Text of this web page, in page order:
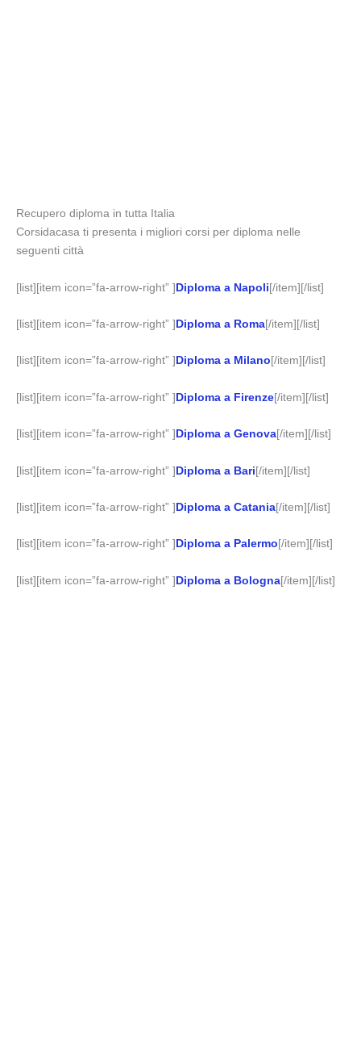
Recupero diploma in tutta Italia
Corsidacasa ti presenta i migliori corsi per diploma nelle
seguenti città
[list][item icon=”fa-arrow-right” ]Diploma a Napoli[/item][/list]
[list][item icon=”fa-arrow-right” ]Diploma a Roma[/item][/list]
[list][item icon=”fa-arrow-right” ]Diploma a Milano[/item][/list]
[list][item icon=”fa-arrow-right” ]Diploma a Firenze[/item][/list]
[list][item icon=”fa-arrow-right” ]Diploma a Genova[/item][/list]
[list][item icon=”fa-arrow-right” ]Diploma a Bari[/item][/list]
[list][item icon=”fa-arrow-right” ]Diploma a Catania[/item][/list]
[list][item icon=”fa-arrow-right” ]Diploma a Palermo[/item][/list]
[list][item icon=”fa-arrow-right” ]Diploma a Bologna[/item][/list]